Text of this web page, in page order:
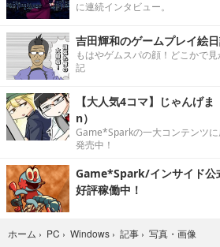
に連続インタビュー。
吉田輝和のゲームプレイ絵
もはやゲムスパの顔！どこかで
記
【大人気4コマ】じゃんげ
n）
Game*Sparkの一大コンテンツ
発売中！
Game*Spark/インサイド公
好評稼働中！
ホーム › PC › Windows › 記事 › 写真・画像